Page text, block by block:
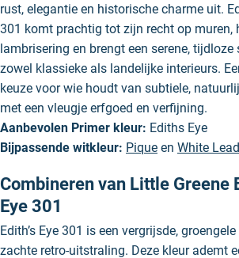
rust, elegantie en historische charme uit.
301 komt prachtig tot zijn recht op muren,
lambrisering en brengt een serene, tijdloze
zowel klassieke als landelijke interieurs.
keuze voor wie houdt van subtiele,
met een vleugje erfgoed en verfijning.
Aanbevolen Primer kleur: Ediths Eye
Bijpassende witkleur: Pique en White Lead
Combineren van Little Greene
Eye 301
Edith’s Eye 301 is een vergrijsde,
zachte retro-uitstraling. Deze kleur ademt